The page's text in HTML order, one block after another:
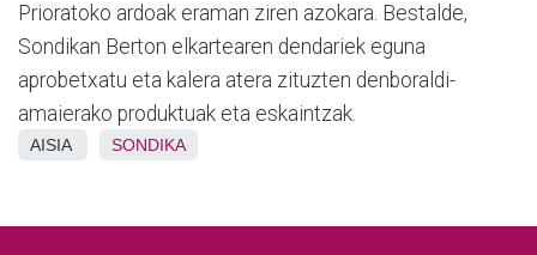
Prioratoko ardoak eraman ziren azokara. Bestalde,
Sondikan Berton elkartearen dendariek eguna
aprobetxatu eta kalera atera zituzten denboraldi-
amaierako produktuak eta eskaintzak.
AISIA SONDIKA